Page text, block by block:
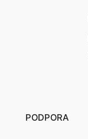
PODPORA